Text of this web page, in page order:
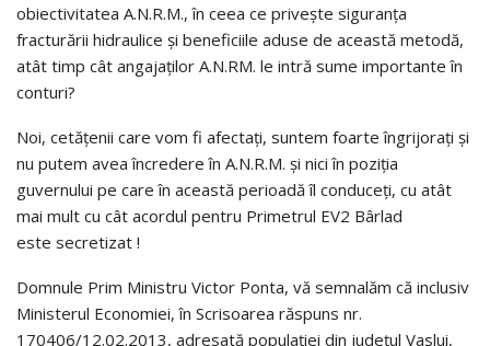
obiectivitatea A.N.R.M., în ceea ce priveşte siguranţa
fracturării hidraulice şi beneficiile aduse de această metodă,
atât timp cât angajaţilor A.N.RM. le intră sume importante în
conturi?
Noi, cetăţenii care vom fi afectaţi, suntem foarte îngrijoraţi şi
nu putem avea încredere în A.N.R.M. şi nici în poziţia
guvernului pe care în această perioadă îl conduceţi, cu atât
mai mult cu cât acordul pentru Primetrul EV2 Bârlad
este secretizat !
Domnule Prim Ministru Victor Ponta, vă semnalăm că inclusiv
Ministerul Economiei, în Scrisoarea răspuns nr.
170406/12.02.2013, adresată populaţiei din judeţul Vaslui,